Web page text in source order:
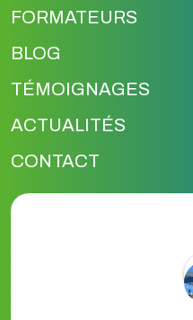
FORMATEURS
BLOG
TÉMOIGNAGES
ACTUALITÉS
CONTACT